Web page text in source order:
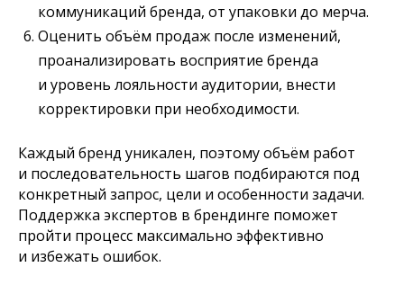
коммуникаций бренда, от упаковки до мерча.
Оценить объём продаж после изменений,
проанализировать восприятие бренда
и уровень лояльности аудитории, внести
корректировки при необходимости.
Каждый бренд уникален, поэтому объём работ
и последовательность шагов подбираются под
конкретный запрос, цели и особенности задачи.
Поддержка экспертов в брендинге поможет
пройти процесс максимально эффективно
и избежать ошибок.